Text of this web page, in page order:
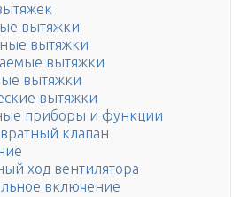
вытяжки
вытяжки
вытяжки
вытяжки
вытяжки
приборы и функции
клапан
ход вентилятора
включение